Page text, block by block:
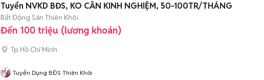
Tuyển NVKD BĐS, KO CẦN KINH NGHIỆM, 50-100TR/THÁNG
Bất Động Sản Thiên Khôi
Đến 100 triệu (lương khoán)
Tp Hồ Chí Minh
Tuyển Dụng BĐS Thiên Khôi